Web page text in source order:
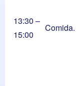
13:30 –
15:00
Comida.